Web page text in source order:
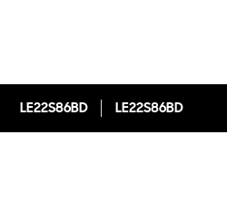
LE22S86BD LE22S86BD